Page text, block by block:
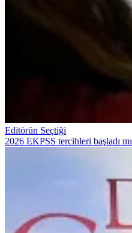
Editörün Seçtiği
2026 EKPSS tercihleri başladı